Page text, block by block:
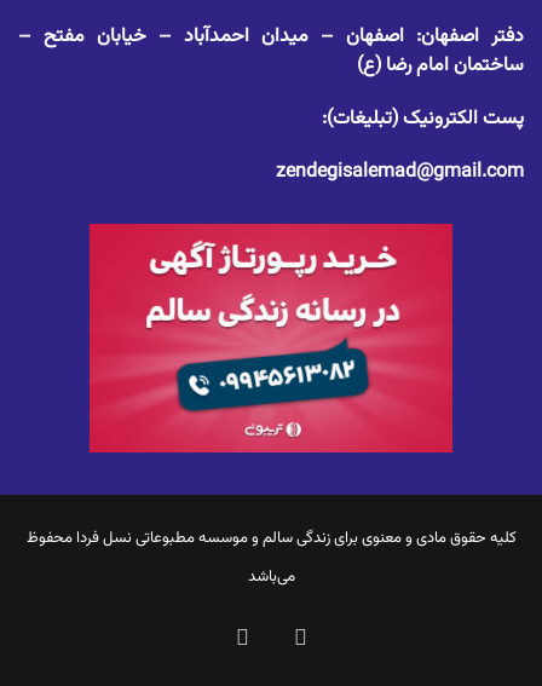
دفتر اصفهان: اصفهان – میدان احمدآباد – خیابان مفتح –
ساختمان امام رضا (ع)
پست الکترونیک (تبلیغات):
zendegisalemad@gmail.com
کلیه حقوق مادی و معنوی برایزندگی سالم و موسسه مطبوعاتی نسل فردا محفوظ
می‌باشد
یوتیوب